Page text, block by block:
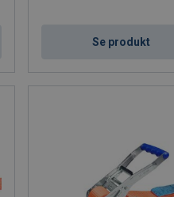
Se produkt